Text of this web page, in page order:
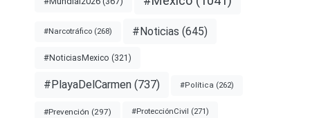
#Narcotráfico (268) #Noticias (645)
#NoticiasMexico (321)
#PlayaDelCarmen (737) #Política (262)
#Prevención (297) #ProtecciónCivil (271)